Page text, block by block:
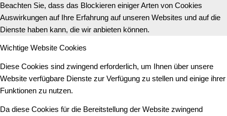
Beachten Sie, dass das Blockieren einiger Arten von Cookies
Auswirkungen auf Ihre Erfahrung auf unseren Websites und auf die
Dienste haben kann, die wir anbieten können.
Wichtige Website Cookies
Diese Cookies sind zwingend erforderlich, um Ihnen über unsere
Website verfügbare Dienste zur Verfügung zu stellen und einige ihrer
Funktionen zu nutzen.
Da diese Cookies für die Bereitstellung der Website zwingend